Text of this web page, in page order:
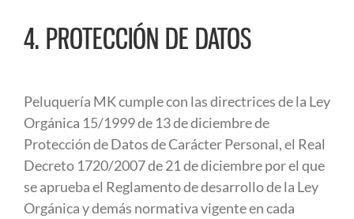
4. PROTECCIÓN DE DATOS
Peluquería MK cumple con las directrices de la Ley
Orgánica 15/1999 de 13 de diciembre de
Protección de Datos de Carácter Personal, el Real
Decreto 1720/2007 de 21 de diciembre por el que
se aprueba el Reglamento de desarrollo de la Ley
Orgánica y demás normativa vigente en cada